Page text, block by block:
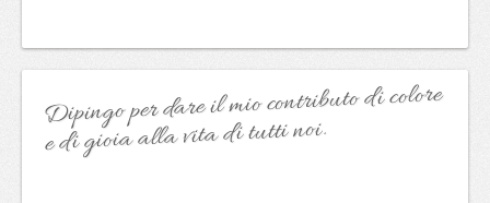
Dipingo per dare il mio contributo di colore
e di gioia alla vita di tutti noi.